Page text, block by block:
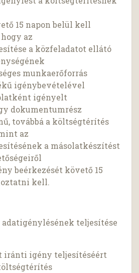
15 napon belül kell
az
a közfeladatot ellátó
munkaerőforrás
igénybevételével
igényelt
dokumentumrész
továbbá a költségtérítés
az
a másolatkészítést
beérkezését követő 15
kell.
adatigénylésének teljesítése
iránti igény teljesítéséért